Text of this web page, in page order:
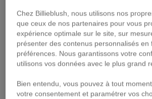
Short en molletongreen
45,00 €
Payez en 4 fois sans frais avec
🔒Paiement sécurisé & retours faciles
DESCRIPTION
Chez Billieblush, nous utilisons nos
que ceux de nos partenaires pour vous
expérience optimale sur le site, sur
présenter des contenus personnalisés en
préférences. Nous garantissons votre
utilisons vos données avec le plus grand
Bien entendu, vous pouvez à tout
votre consentement et paramétrer vos